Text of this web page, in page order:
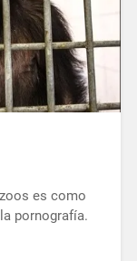
es como
pornografía.